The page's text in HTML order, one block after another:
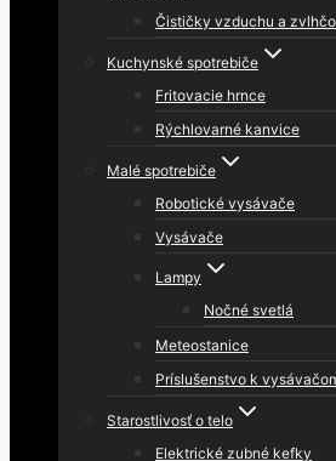
Čističky vzduchu a
Kuchynské spotrebiče
Fritovacie hrnce
Rýchlovarné kanvice
Malé spotrebiče
Robotické vysávače
Vysávače
Lampy
Nočné svetlá
Meteostanice
Príslušenstvo k
Starostlivosť o telo
Elektrické zubné kefky